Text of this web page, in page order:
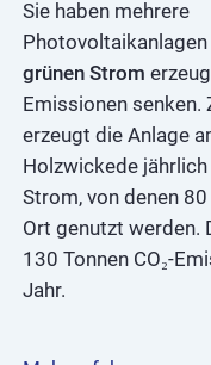
Sie haben mehrere
grünen Strom
Emissionen senken.
erzeugt die Anlage
Holzwickede
Strom, von denen
Ort genutzt werden.
130 Tonnen CO₂-
Jahr.